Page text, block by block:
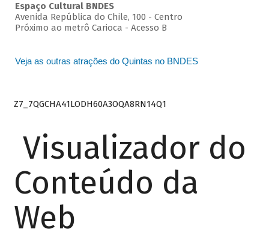
Espaço Cultural BNDES
Avenida República do Chile, 100 - Centro
Próximo ao metrô Carioca - Acesso B
Veja as outras atrações do Quintas no BNDES
Z7_7QGCHA41LODH60A3OQA8RN14Q1
Visualizador do
Conteúdo da
Web